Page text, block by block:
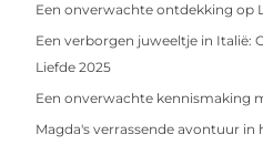
Een onverwachte ontdekking op
Een verborgen juweeltje in Italië:
Liefde 2025
Een onverwachte kennismaking
Magda's verrassende avontuur in